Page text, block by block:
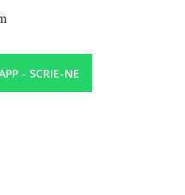
- SCRIE-NE